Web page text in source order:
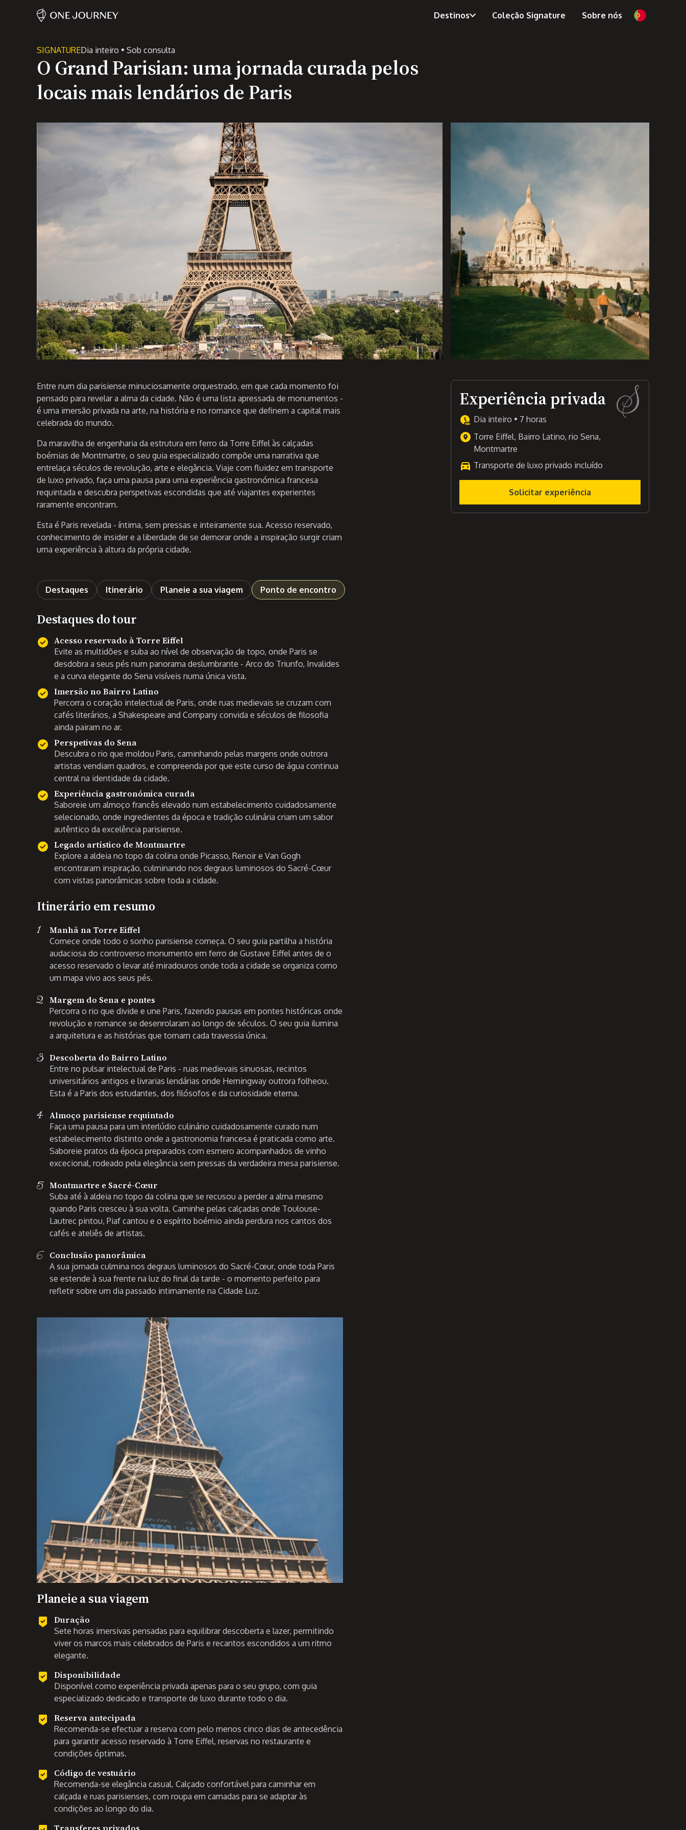
Destinos Coleção Signature Sobre nós
SIGNATUREDia inteiro • Sob consulta
O Grand Parisian: uma jornada curada pelos
locais mais lendários de Paris
Entre num dia parisiense minuciosamente orquestrado, em que cada momento foi
pensado para revelar a alma da cidade. Não é uma lista apressada de monumentos -
é uma imersão privada na arte, na história e no romance que definem a capital mais
celebrada do mundo.
Da maravilha de engenharia da estrutura em ferro da Torre Eiffel às calçadas
boémias de Montmartre, o seu guia especializado compõe uma narrativa que
entrelaça séculos de revolução, arte e elegância. Viaje com fluidez em transporte
de luxo privado, faça uma pausa para uma experiência gastronómica francesa
requintada e descubra perspetivas escondidas que até viajantes experientes
raramente encontram.
Esta é Paris revelada - íntima, sem pressas e inteiramente sua. Acesso reservado,
conhecimento de insider e a liberdade de se demorar onde a inspiração surgir criam
uma experiência à altura da própria cidade.
Destaques Itinerário Planeie a sua viagem Ponto de encontro
Destaques do tour
Acesso reservado à Torre Eiffel
Evite as multidões e suba ao nível de observação de topo, onde Paris se
desdobra a seus pés num panorama deslumbrante - Arco do Triunfo, Invalides
e a curva elegante do Sena visíveis numa única vista.
Imersão no Bairro Latino
Percorra o coração intelectual de Paris, onde ruas medievais se cruzam com
cafés literários, a Shakespeare and Company convida e séculos de filosofia
ainda pairam no ar.
Perspetivas do Sena
Descubra o rio que moldou Paris, caminhando pelas margens onde outrora
artistas vendiam quadros, e compreenda por que este curso de água continua
central na identidade da cidade.
Experiência gastronómica curada
Saboreie um almoço francês elevado num estabelecimento cuidadosamente
selecionado, onde ingredientes da época e tradição culinária criam um sabor
autêntico da excelência parisiense.
Legado artístico de Montmartre
Explore a aldeia no topo da colina onde Picasso, Renoir e Van Gogh
encontraram inspiração, culminando nos degraus luminosos do Sacré-Cœur
com vistas panorâmicas sobre toda a cidade.
Itinerário em resumo
1 Manhã na Torre Eiffel
Comece onde todo o sonho parisiense começa. O seu guia partilha a história
audaciosa do controverso monumento em ferro de Gustave Eiffel antes de o
acesso reservado o levar até miradouros onde toda a cidade se organiza como
um mapa vivo aos seus pés.
2 Margem do Sena e pontes
Percorra o rio que divide e une Paris, fazendo pausas em pontes históricas onde
revolução e romance se desenrolaram ao longo de séculos. O seu guia ilumina
a arquitetura e as histórias que tornam cada travessia única.
3 Descoberta do Bairro Latino
Entre no pulsar intelectual de Paris - ruas medievais sinuosas, recintos
universitários antigos e livrarias lendárias onde Hemingway outrora folheou.
Esta é a Paris dos estudantes, dos filósofos e da curiosidade eterna.
4 Almoço parisiense requintado
Faça uma pausa para um interlúdio culinário cuidadosamente curado num
estabelecimento distinto onde a gastronomia francesa é praticada como arte.
Saboreie pratos da época preparados com esmero acompanhados de vinho
excecional, rodeado pela elegância sem pressas da verdadeira mesa parisiense.
5 Montmartre e Sacré-Cœur
Suba até à aldeia no topo da colina que se recusou a perder a alma mesmo
quando Paris cresceu à sua volta. Caminhe pelas calçadas onde Toulouse-
Lautrec pintou, Piaf cantou e o espírito boémio ainda perdura nos cantos dos
cafés e ateliês de artistas.
6 Conclusão panorâmica
A sua jornada culmina nos degraus luminosos do Sacré-Cœur, onde toda Paris
se estende à sua frente na luz do final da tarde - o momento perfeito para
refletir sobre um dia passado intimamente na Cidade Luz.
Planeie a sua viagem
Duração
Sete horas imersivas pensadas para equilibrar descoberta e lazer, permitindo
viver os marcos mais celebrados de Paris e recantos escondidos a um ritmo
elegante.
Disponibilidade
Disponível como experiência privada apenas para o seu grupo, com guia
especializado dedicado e transporte de luxo durante todo o dia.
Reserva antecipada
Recomenda-se efectuar a reserva com pelo menos cinco dias de antecedência
para garantir acesso reservado à Torre Eiffel, reservas no restaurante e
condições óptimas.
Código de vestuário
Recomenda-se elegância casual. Calçado confortável para caminhar em
calçada e ruas parisienses, com roupa em camadas para se adaptar às
condições ao longo do dia.
Experiência privada
Dia inteiro • 7 horas
Torre Eiffel, Bairro Latino, rio Sena,
Montmartre
Transporte de luxo privado incluído
Solicitar experiência